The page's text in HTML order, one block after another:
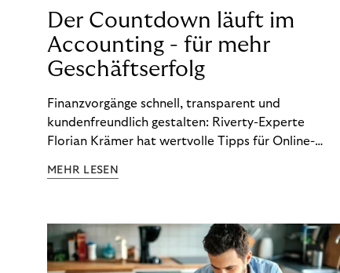
Der Countdown läuft im
Accounting - für mehr
Geschäftserfolg
Finanzvorgänge schnell, transparent und
kundenfreundlich gestalten: Riverty-Experte
Florian Krämer hat wertvolle Tipps für Online-
möchten.
MEHR LESEN